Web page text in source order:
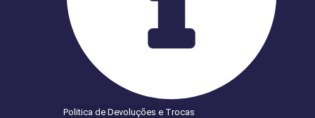
Politica de Devoluções e Trocas